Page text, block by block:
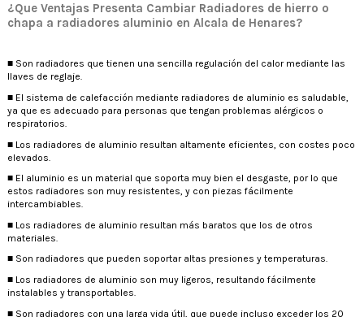
¿Que Ventajas Presenta Cambiar Radiadores de hierro o
chapa a radiadores aluminio en Alcala de Henares?
■ Son radiadores que tienen una sencilla regulación del calor mediante las
llaves de reglaje.
■ El sistema de calefacción mediante radiadores de aluminio es saludable,
ya que es adecuado para personas que tengan problemas alérgicos o
respiratorios.
■ Los radiadores de aluminio resultan altamente eficientes, con costes poco
elevados.
■ El aluminio es un material que soporta muy bien el desgaste, por lo que
estos radiadores son muy resistentes, y con piezas fácilmente
intercambiables.
■ Los radiadores de aluminio resultan más baratos que los de otros
materiales.
■ Son radiadores que pueden soportar altas presiones y temperaturas.
■ Los radiadores de aluminio son muy ligeros, resultando fácilmente
instalables y transportables.
■ Son radiadores con una larga vida útil, que puede incluso exceder los 20